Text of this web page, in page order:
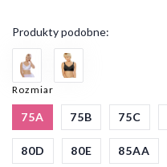
Produkty podobne:
Rozmiar
75A 75B 75C
80D 80E 85AA